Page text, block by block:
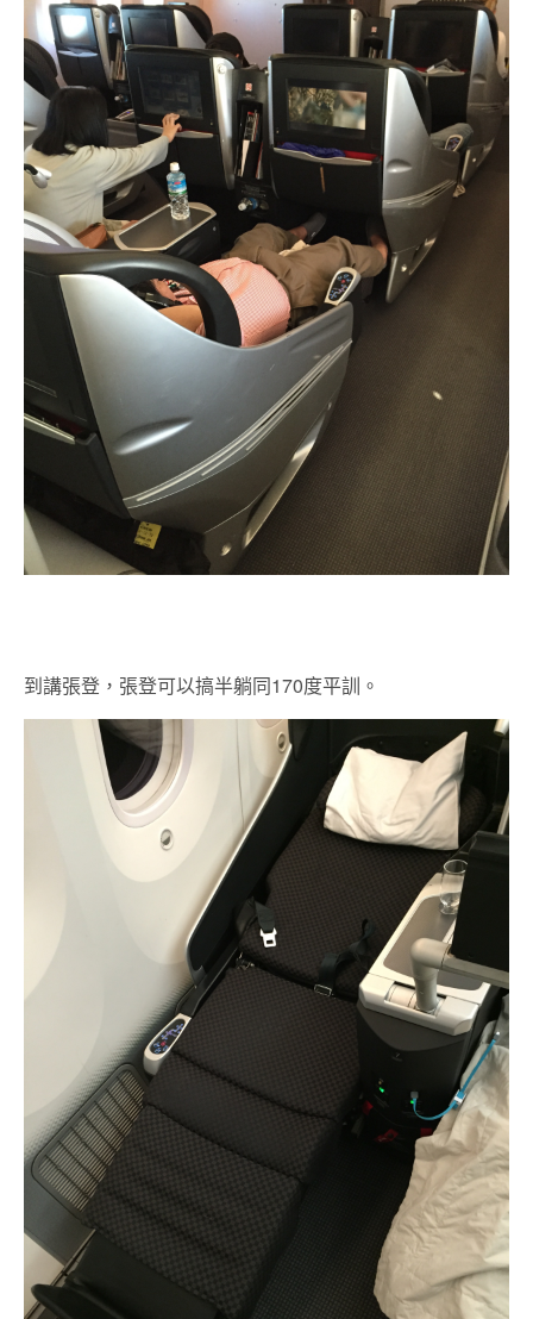
到講張登，張登可以搞半躺同170度平訓。